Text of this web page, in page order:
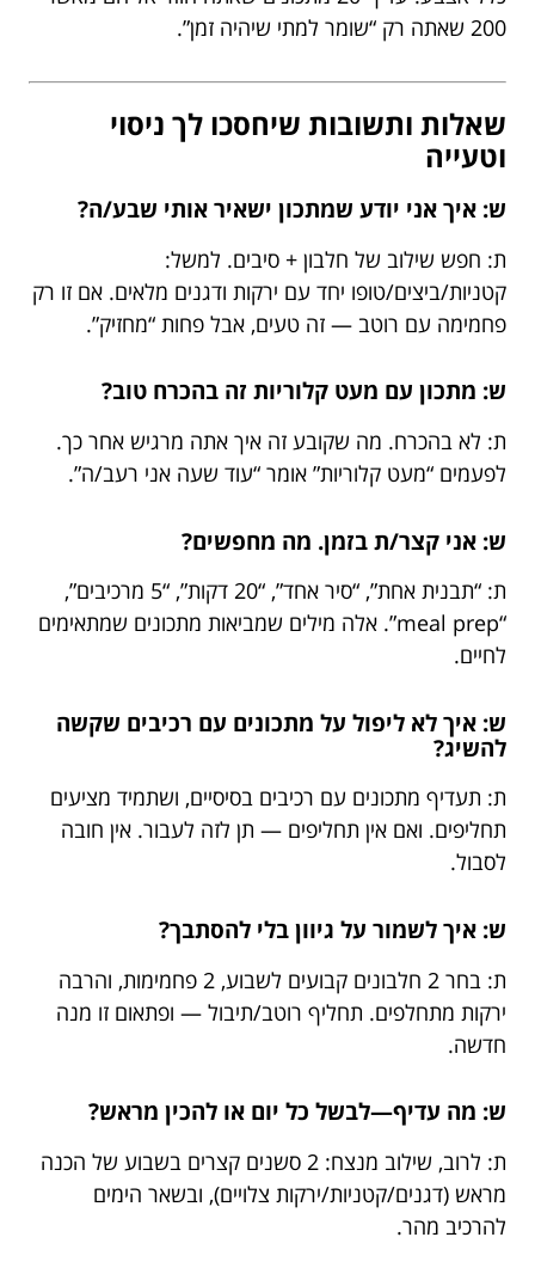
200 שאתה רק “שומר למתי שיהיה זמן”.
שאלות ותשובות שיחסכו לך ניסוי
וטעייה
ש: איך אני יודע שמתכון ישאיר אותי שבע/ה?
ת: חפש שילוב של חלבון + סיבים. למשל:
קטניות/ביצים/טופו יחד עם ירקות ודגנים מלאים. אם זו רק
פחמימה עם רוטב — זה טעים, אבל פחות “מחזיק”.
ש: מתכון עם מעט קלוריות זה בהכרח טוב?
ת: לא בהכרח. מה שקובע זה איך אתה מרגיש אחר כך.
לפעמים “מעט קלוריות” אומר “עוד שעה אני רעב/ה”.
ש: אני קצר/ת בזמן. מה מחפשים?
ת: “תבנית אחת”, “סיר אחד”, “20 דקות”, “5 מרכיבים”,
“meal prep”. אלה מילים שמביאות מתכונים שמתאימים
לחיים.
ש: איך לא ליפול על מתכונים עם רכיבים שקשה
להשיג?
ת: תעדיף מתכונים עם רכיבים בסיסיים, ושתמיד מציעים
תחליפים. ואם אין תחליפים — תן לזה לעבור. אין חובה
לסבול.
ש: איך לשמור על גיוון בלי להסתבך?
ת: בחר 2 חלבונים קבועים לשבוע, 2 פחמימות, והרבה
ירקות מתחלפים. תחליף רוטב/תיבול — ופתאום זו מנה
חדשה.
ש: מה עדיף—לבשל כל יום או להכין מראש?
ת: לרוב, שילוב מנצח: 2 סשנים קצרים בשבוע של הכנה
מראש (דגנים/קטניות/ירקות צלויים), ובשאר הימים
להרכיב מהר.